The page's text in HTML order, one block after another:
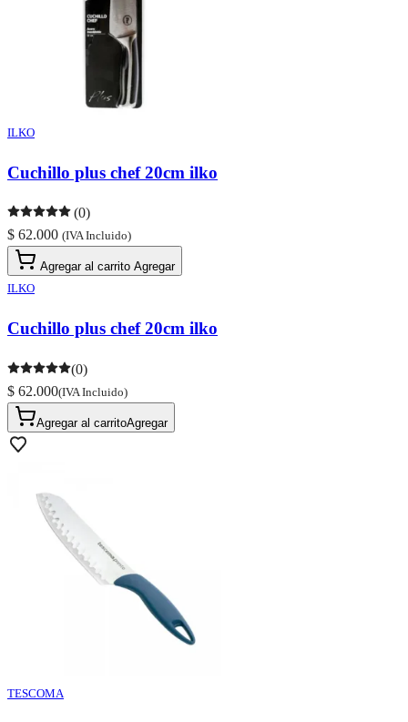
ILKO
Cuchillo plus chef 20cm ilko
(0)
$ 62.000 (IVA Incluido)
Agregar al carrito Agregar
ILKO
Cuchillo plus chef 20cm ilko
(0)
$ 62.000(IVA Incluido)
Agregar al carritoAgregar
TESCOMA